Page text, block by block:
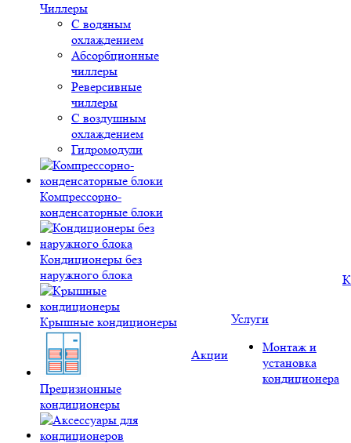
Чиллеры
С водяным
охлаждением
Абсорбционные
чиллеры
Реверсивные
чиллеры
С воздушным
охлаждением
Гидромодули
Компрессорно-
конденсаторные блоки
Кондиционеры без
наружного блока
Крышные кондиционеры
Прецизионные
кондиционеры
Акции
Услуги
Монтаж и
установка
кондиционера